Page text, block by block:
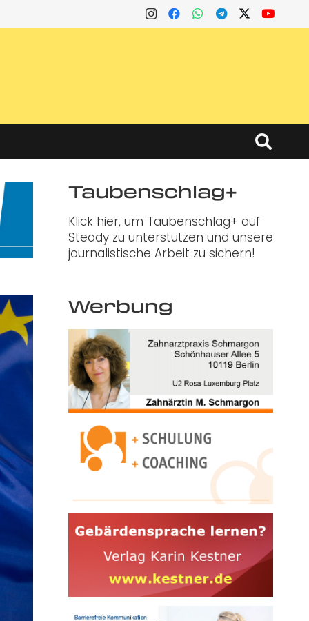
Taubenschlag+
Klick hier, um Taubenschlag+ auf
Steady zu unterstützen und unsere
journalistische Arbeit zu sichern!
Werbung